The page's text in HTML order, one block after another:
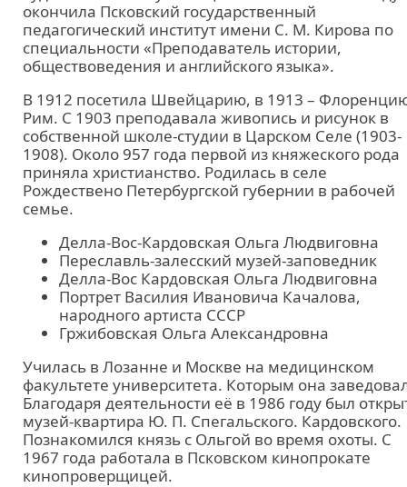
окончила Псковский государственный
педагогический институт имени С. М. Кирова по
специальности «Преподаватель истории,
обществоведения и английского языка».
В 1912 посетила Швейцарию, в 1913 –
Рим. С 1903 преподавала живопись и рисунок в
собственной школе-студии в Царском Селе (1903-
1908). Около 957 года первой из княжеского рода
приняла христианство. Родилась в селе
Рождествено Петербургской губернии в рабочей
семье.
Делла-Вос-Кардовская Ольга Людвиговна
Переславль-залесский музей-заповедник
Делла-Вос Кардовская Ольга Людвиговна
Портрет Василия Ивановича Качалова,
народного артиста СССР
Гржибовская Ольга Александровна
Училась в Лозанне и Москве на медицинском
факультете университета. Которым она
Благодаря деятельности её в 1986 году был
музей-квартира Ю. П. Спегальского. Кардовского.
Познакомился князь с Ольгой во время охоты. С
1967 года работала в Псковском кинопрокате
кинопроверщицей.